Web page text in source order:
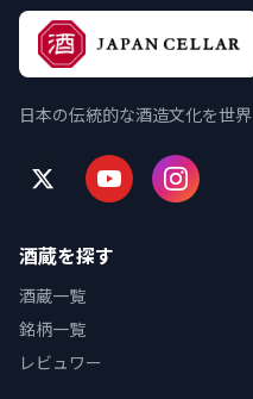
日本の伝統的な酒造文化を世
酒蔵を探す
酒蔵一覧
銘柄一覧
レビュワー